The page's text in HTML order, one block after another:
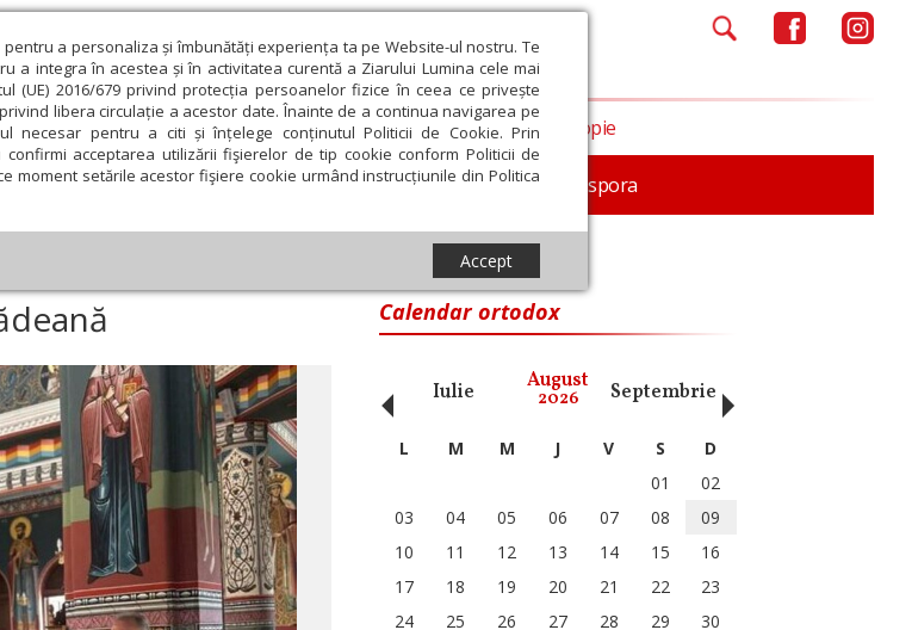
a personaliza și îmbunătăți experiența ta pe Website-ul nostru. Te
a integra în acestea și în activitatea curentă a Ziarului Lumina cele mai
(UE) 2016/679 privind protecția persoanelor fizice în ceea ce privește
libera circulație a acestor date. Înainte de a continua navigarea pe
necesar pentru a citi și înțelege conținutul Politicii de Cookie. Prin
acceptarea utilizării fişierelor de tip cookie conform Politicii de
moment setările acestor fişiere cookie urmând instrucțiunile din Politica
Accept
Comunicate de presă Documentar In memoriam Diaspora
Educaţie și Cultură Societate Opinii Filantropie
arădeană
Calendar ortodox
Martie Aprilie Mai Iulie August
2026 Septembrie Octombrie
‹ L M M J V S
D
01
02
03
04 05 06 07 08
09
10
11 12 13 14 15
16
17
18 19 20 21 22
23
24
25 26 27 28 29
30